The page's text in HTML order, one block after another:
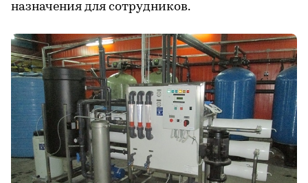
назначения для сотрудников.